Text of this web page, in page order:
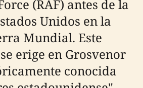
(RAF) antes de la
Unidos en la
Mundial. Este
erige en Grosvenor
conocida